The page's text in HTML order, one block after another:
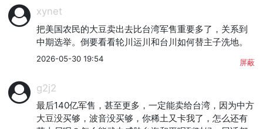
xynet
把美国农民的大豆卖出去比台湾军售重要多了，关系到
中期选举。倒要看看轮川运川和台川如何替主子洗地。
2026-05-30 19:54 屏蔽
g2j2
最后140亿军售，甚至更多，一定能卖给台湾，因为中方
大豆没买够，波音没买够，你稀土又卡我了，怎么还有